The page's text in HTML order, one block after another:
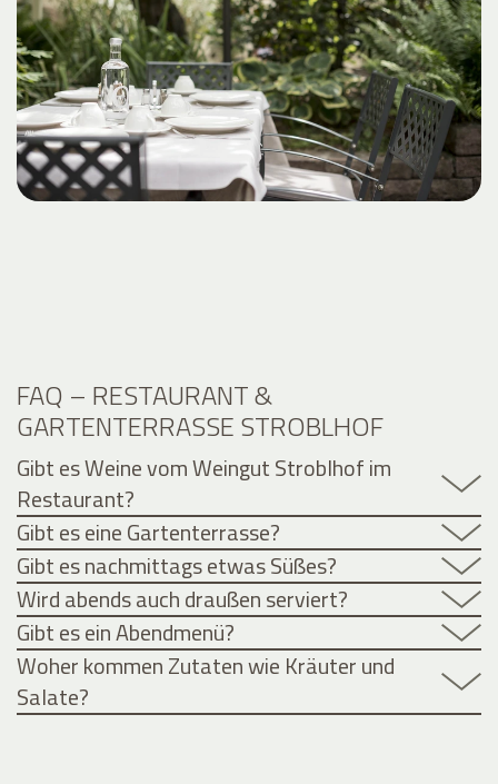
FAQ – RESTAURANT &
GARTENTERRASSE STROBLHOF
Gibt es Weine vom Weingut Stroblhof im
Restaurant?
Gibt es eine Gartenterrasse?
Gibt es nachmittags etwas Süßes?
Wird abends auch draußen serviert?
Gibt es ein Abendmenü?
Woher kommen Zutaten wie Kräuter und
Salate?